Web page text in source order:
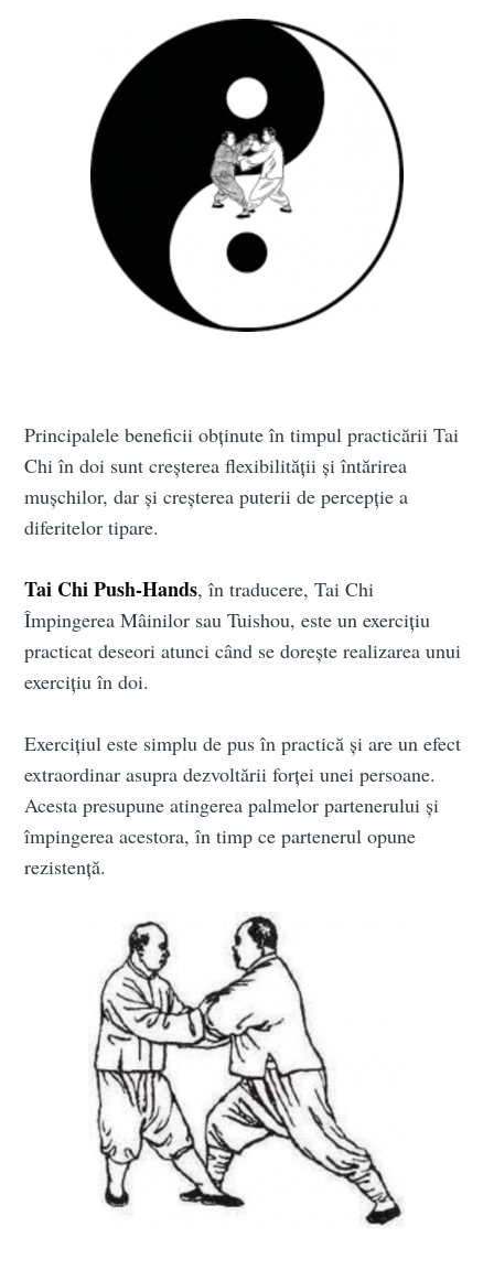
Principalele beneficii obținute în timpul practicării Tai
Chi în doi sunt creșterea flexibilității și întărirea
mușchilor, dar și creșterea puterii de percepție a
diferitelor tipare.
Tai Chi Push-Hands, în traducere, Tai Chi
Împingerea Mâinilor sau Tuishou, este un exercițiu
practicat deseori atunci când se dorește realizarea unui
exercițiu în doi.
Exercițiul este simplu de pus în practică și are un efect
extraordinar asupra dezvoltării forței unei persoane.
Acesta presupune atingerea palmelor partenerului și
împingerea acestora, în timp ce partenerul opune
rezistență.